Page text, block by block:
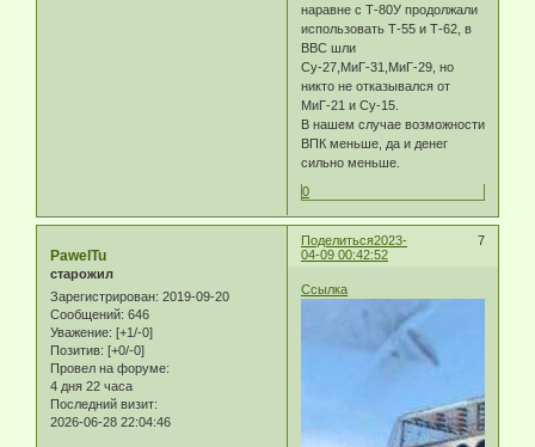
наравне с Т-80У продолжали
использовать Т-55 и Т-62, в
ВВС шли
Су-27,МиГ-31,МиГ-29, но
никто не отказывался от
МиГ-21 и Су-15.
В нашем случае возможности
ВПК меньше, да и денег
сильно меньше.
0
Поделиться 7
2023-
04-09 00:42:52
PawelTu
старожил
Зарегистрирован: 2019-09-20
Сообщений: 646
Уважение: [+1/-0]
Позитив: [+0/-0]
Провел на форуме:
4 дня 22 часа
Последний визит:
2026-06-28 22:04:46
Ссылка